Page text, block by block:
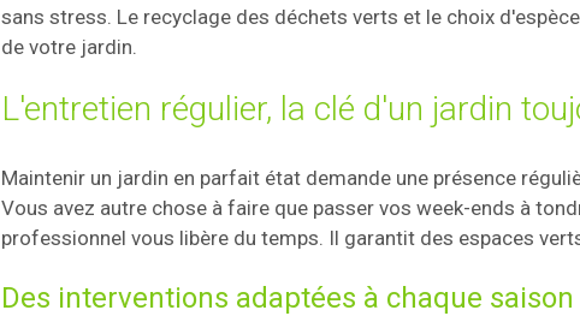
sans stress. Le recyclage des déchets verts et le choix
de votre jardin.
L'entretien régulier, la clé d'un jardin
Maintenir un jardin en parfait état demande une présence
Vous avez autre chose à faire que passer vos week-ends à
professionnel vous libère du temps. Il garantit des espaces
Des interventions adaptées à chaque saison